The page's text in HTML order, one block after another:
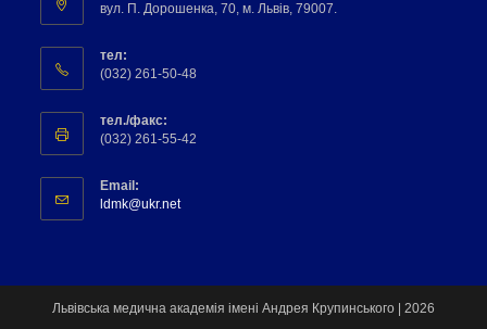
вул. П. Дорошенка, 70, м. Львів, 79007.
тел:
(032) 261-50-48
тел./факс:
(032) 261-55-42
Email:
ldmk@ukr.net
Львівська медична академія імені Андрея Крупинського | 2026